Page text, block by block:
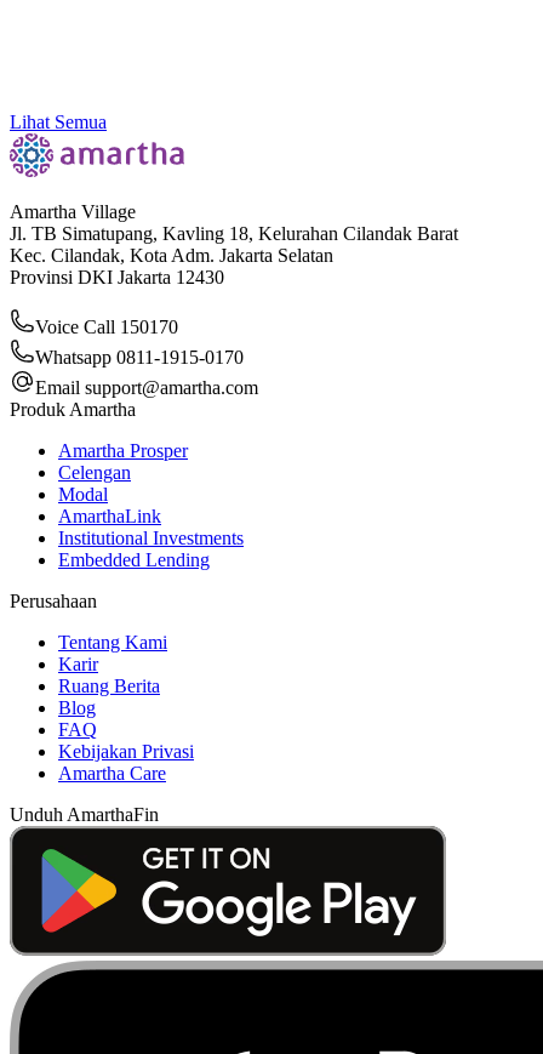
Lihat Semua
Amartha Village
Jl. TB Simatupang, Kavling 18, Kelurahan Cilandak Barat
Kec. Cilandak, Kota Adm. Jakarta Selatan
Provinsi DKI Jakarta 12430
Voice Call 150170
Whatsapp 0811-1915-0170
Email support@amartha.com
Produk Amartha
Amartha Prosper
Celengan
Modal
AmarthaLink
Institutional Investments
Embedded Lending
Perusahaan
Tentang Kami
Karir
Ruang Berita
Blog
FAQ
Kebijakan Privasi
Amartha Care
Unduh AmarthaFin